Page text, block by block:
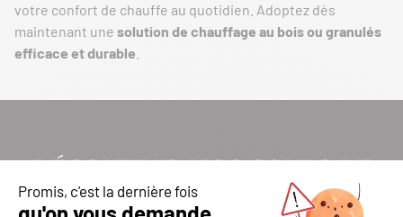
votre confort de chauffe au quotidien. Adoptez dès
maintenant une solution de chauffage au bois ou granulés
efficace et durable
DÉCOUVREZ NOS COUPS DE
COEURS